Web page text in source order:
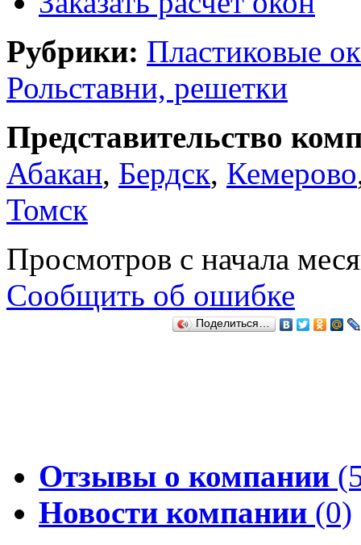
Рубрики: Пластиковые
Рольставни, решетки
Представительство
Абакан, Бердск, Кемерово
Томск
Просмотров с начала
Сообщить об ошибке
Поделиться…
Отзывы о компании
Новости компании (0)